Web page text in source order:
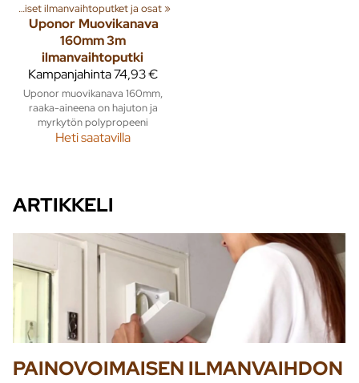
Muoviset ilmanvaihtoputket ja osat‪»
Uponor Muovikanava
160mm 3m
ilmanvaihtoputki
Kampanjahinta74,93 €
Uponor muovikanava 160mm,
raaka-aineena on hajuton ja
myrkytön polypropeeni
Heti saatavilla
ARTIKKELI
PAINOVOIMAISEN ILMANVAIHDON